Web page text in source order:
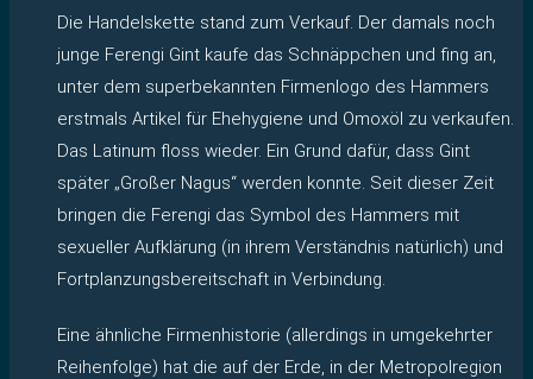
Die Handelskette stand zum Verkauf. Der damals noch
junge Ferengi Gint kaufe das Schnäppchen und fing an,
unter dem superbekannten Firmenlogo des Hammers
erstmals Artikel für Ehehygiene und Omoxöl zu verkaufen.
Das Latinum floss wieder. Ein Grund dafür, dass Gint
später „Großer Nagus“ werden konnte. Seit dieser Zeit
bringen die Ferengi das Symbol des Hammers mit
sexueller Aufklärung (in ihrem Verständnis natürlich) und
Fortplanzungsbereitschaft in Verbindung.
Eine ähnliche Firmenhistorie (allerdings in umgekehrter
Reihenfolge) hat die auf der Erde, in der Metropolregion